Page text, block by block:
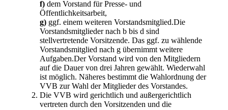
f) dem Vorstand für Presse- und
Öffentlichkeitsarbeit,
g) ggf. einem weiteren Vorstandsmitglied.Die
Vorstandsmitglieder nach b bis d sind
stellvertretende Vorsitzende. Das ggf. zu wählende
Vorstandsmitglied nach g übernimmt weitere
Aufgaben.Der Vorstand wird von den Mitgliedern
auf die Dauer von drei Jahren gewählt. Wiederwahl
ist möglich. Näheres bestimmt die Wahlordnung der
VVB zur Wahl der Mitglieder des Vorstandes.
Die VVB wird gerichtlich und außergerichtlich
vertreten durch den Vorsitzenden und die